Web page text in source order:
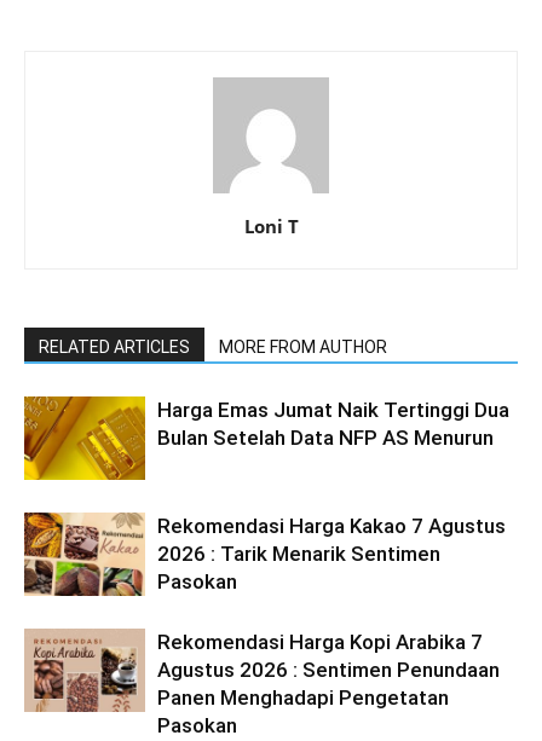
Loni T
RELATED ARTICLES MORE FROM AUTHOR
Harga Emas Jumat Naik Tertinggi Dua
Bulan Setelah Data NFP AS Menurun
Rekomendasi Harga Kakao 7 Agustus
2026 : Tarik Menarik Sentimen
Pasokan
Rekomendasi Harga Kopi Arabika 7
Agustus 2026 : Sentimen Penundaan
Panen Menghadapi Pengetatan
Pasokan